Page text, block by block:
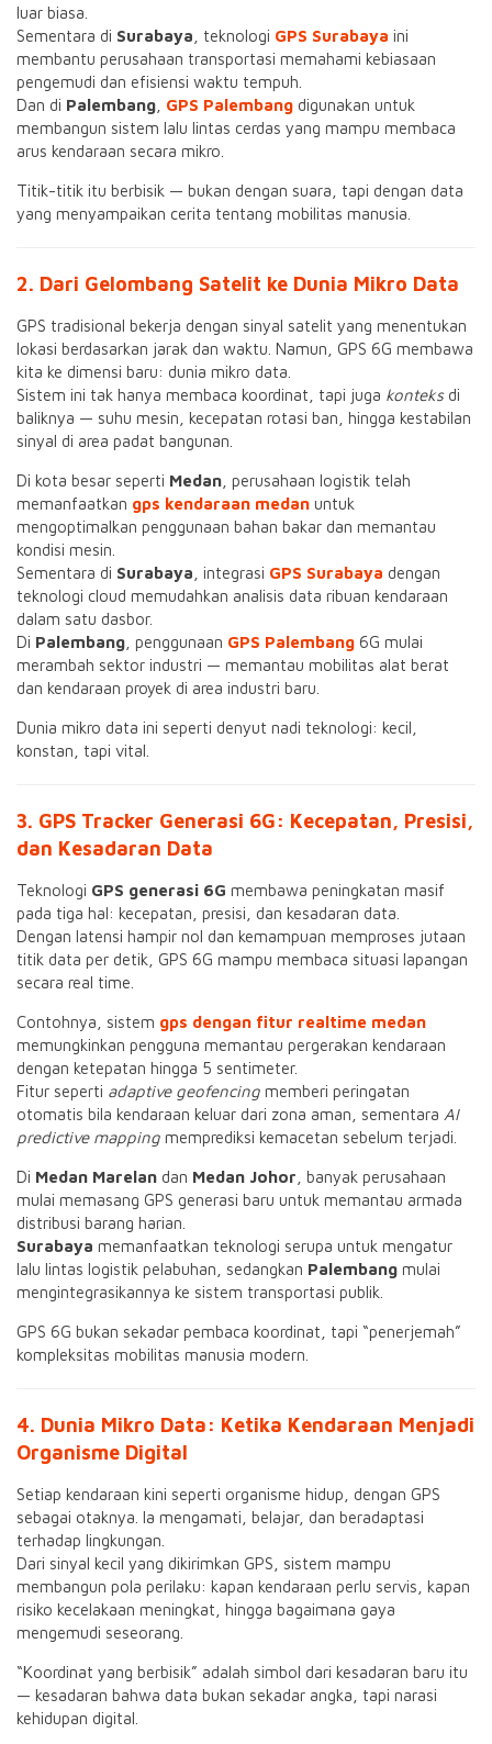
luar biasa.
Sementara di Surabaya , teknologi GPS Surabaya ini
membantu perusahaan transportasi memahami kebiasaan
pengemudi dan efisiensi waktu tempuh.
Dan di Palembang GPS Palembang digunakan untuk
membangun sistem lalu lintas cerdas yang mampu membaca
arus kendaraan secara mikro.
Titik-titik itu berbisik — bukan dengan suara, tapi dengan data
yang menyampaikan cerita tentang mobilitas manusia.
2. Dari Gelombang Satelit ke Dunia Mikro Data
GPS tradisional bekerja dengan sinyal satelit yang menentukan
lokasi berdasarkan jarak dan waktu. Namun, GPS 6G membawa
kita ke dimensi baru: dunia mikro data.
Sistem ini tak hanya membaca koordinat, tapi juga konteksdi
baliknya — suhu mesin, kecepatan rotasi ban, hingga kestabilan
sinyal di area padat bangunan.
Di kota besar seperti Medan , perusahaan logistik telah
memanfaatkan gps kendaraan medan untuk
mengoptimalkan penggunaan bahan bakar dan memantau
kondisi mesin.
Sementara di Surabaya , integrasi GPS Surabaya dengan
teknologi cloud memudahkan analisis data ribuan kendaraan
dalam satu dasbor.
Di Palembang , penggunaan GPS Palembang 6G mulai
merambah sektor industri — memantau mobilitas alat berat
dan kendaraan proyek di area industri baru.
Dunia mikro data ini seperti denyut nadi teknologi: kecil,
konstan, tapi vital.
3. GPS Tracker Generasi 6G: Kecepatan, Presisi,
dan Kesadaran Data
Teknologi GPS generasi 6G membawa peningkatan masif
pada tiga hal: kecepatan, presisi, dan kesadaran data.
Dengan latensi hampir nol dan kemampuan memproses jutaan
titik data per detik, GPS 6G mampu membaca situasi lapangan
secara real time.
Contohnya, sistem gps dengan fitur realtime medan
memungkinkan pengguna memantau pergerakan kendaraan
dengan ketepatan hingga 5 sentimeter.
Fitur seperti adaptive geofencing memberi peringatan
otomatis bila kendaraan keluar dari zona aman, sementara AI
predictive mapping memprediksi kemacetan sebelum terjadi.
Di Medan Marelan dan Medan Johor , banyak perusahaan
mulai memasang GPS generasi baru untuk memantau armada
distribusi barang harian.
Surabaya memanfaatkan teknologi serupa untuk mengatur
lalu lintas logistik pelabuhan, sedangkan Palembang mulai
mengintegrasikannya ke sistem transportasi publik.
GPS 6G bukan sekadar pembaca koordinat, tapi “penerjemah”
kompleksitas mobilitas manusia modern.
4. Dunia Mikro Data: Ketika Kendaraan Menjadi
Organisme Digital
Setiap kendaraan kini seperti organisme hidup, dengan GPS
sebagai otaknya. Ia mengamati, belajar, dan beradaptasi
terhadap lingkungan.
Dari sinyal kecil yang dikirimkan GPS, sistem mampu
membangun pola perilaku: kapan kendaraan perlu servis, kapan
risiko kecelakaan meningkat, hingga bagaimana gaya
mengemudi seseorang.
“Koordinat yang berbisik” adalah simbol dari kesadaran baru itu
— kesadaran bahwa data bukan sekadar angka, tapi narasi
kehidupan digital.